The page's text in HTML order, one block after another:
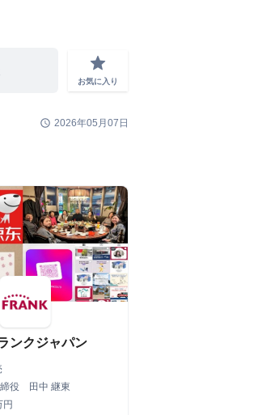
grade
お気に入り
schedule 2026年05月07日
ンクジャパン
役 田中 継東
円